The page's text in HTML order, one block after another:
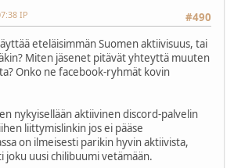
#490
IP
eteläisimmän Suomen aktiivisuus, tai
Miten jäsenet pitävät yhteyttä muuten
Onko ne facebook-ryhmät kovin
nykyisellään aktiivinen discord-palvelin
liittymislinkin jos ei pääse
on ilmeisesti parikin hyvin aktiivista,
joku uusi chilibuumi vetämään.